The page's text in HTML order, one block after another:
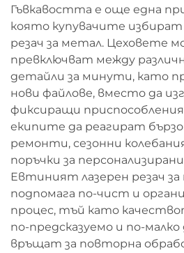
Гъвкавостта е още една
която купувачите
резач за метал. Цеховете
превключват между
детайли за минути, като
нови файлове, вместо да
фиксиращи
екипите да реагират
ремонти, сезонни
поръчки за
Евтиният лазерен резач
подпомага по-чист и
процес, тъй като
по-предсказуемо и по-
връщат за повторна